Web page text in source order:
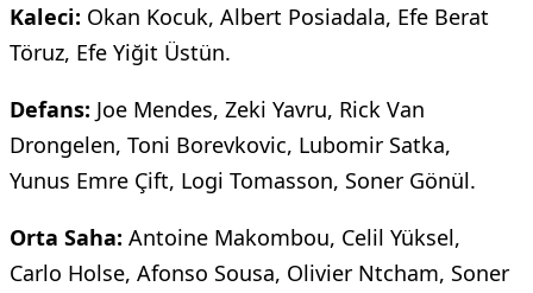
Kaleci: Okan Kocuk, Albert Posiadala, Efe Berat
Töruz, Efe Yiğit Üstün.
Defans: Joe Mendes, Zeki Yavru, Rick Van
Drongelen, Toni Borevkovic, Lubomir Satka,
Yunus Emre Çift, Logi Tomasson, Soner Gönül.
Orta Saha: Antoine Makombou, Celil Yüksel,
Carlo Holse, Afonso Sousa, Olivier Ntcham, Soner